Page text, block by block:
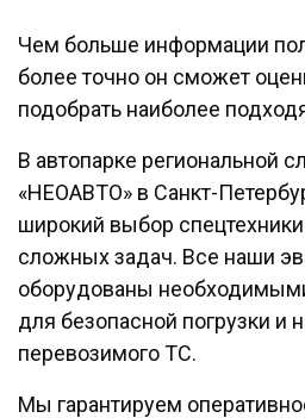
Чем больше информации
более точно он сможет
подобрать наиболее
В автопарке региональной
«НЕОАВТО» в Санкт-
широкий выбор
сложных задач. Все наши
оборудованы
для безопасной погрузки и
перевозимого ТС.
Мы гарантируем